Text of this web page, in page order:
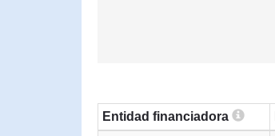
Entidad financiadora